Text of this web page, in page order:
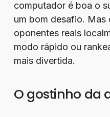
computador é boa o
um bom desafio. Mas
oponentes reais
modo rápido ou
mais divertida.
O gostinho da